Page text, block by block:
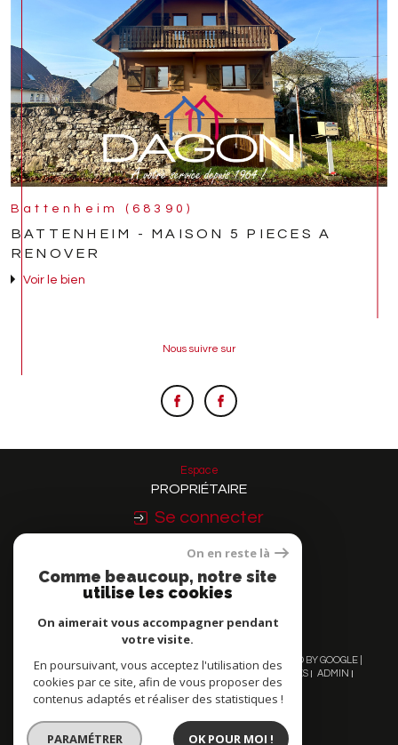
Battenheim (68390)
BATTENHEIM - MAISON 5 PIECES A
RENOVER
Voir le bien
Nous suivre sur
Espace
PROPRIÉTAIRE
Se connecter
Nous
ADHÉRONS
© 2026 | TOUS DROITS RÉSERVÉS | TRADUCTION POWERED BY GOOGLE |
NOS HONORAIRES
PLAN DU SITE MENTIONS LÉGALES
ADMIN
NOS LIENS
POLITIQUE RGPD COOKIES
On en reste là
Comme beaucoup, notre site
utilise les cookies
On aimerait vous accompagner pendant
votre visite.
En poursuivant, vous acceptez l'utilisation des
cookies par ce site, afin de vous proposer des
contenus adaptés et réaliser des statistiques !
PARAMÉTRER OK POUR MOI !